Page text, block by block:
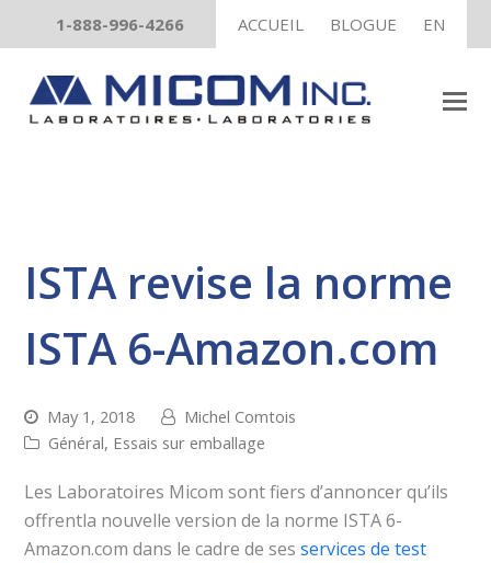
ACCUEIL BLOGUE EN
1-888-996-4266
ISTA revise la norme
ISTA 6-Amazon.com
May 1, 2018
Michel Comtois
Général, Essais sur emballage
Les Laboratoires Micom sont fiers d’annoncer qu’ils
offrentla nouvelle version de la norme ISTA 6-
Amazon.com dans le cadre de sesservices de test